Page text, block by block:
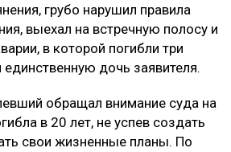
грубо нарушил правила
выехал на встречную полосу и
в которой погибли три
дочь заявителя.
обращал внимание суда на
в 20 лет, не успев создать
свои жизненные планы. По